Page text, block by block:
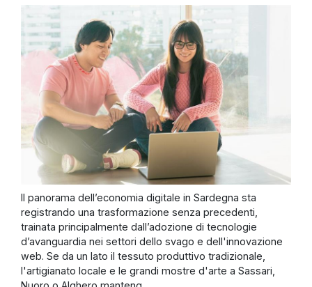
Il panorama dell’economia digitale in Sardegna sta
registrando una trasformazione senza precedenti,
trainata principalmente dall’adozione di tecnologie
d’avanguardia nei settori dello svago e dell'innovazione
web. Se da un lato il tessuto produttivo tradizionale,
l'artigianato locale e le grandi mostre d'arte a Sassari,